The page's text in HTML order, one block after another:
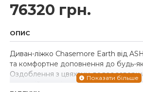
76320 грн.
ОПИС
Диван-ліжко Chasemore Earth від
та комфортне доповнення до будь-
Оздоблення з цвяхами додає
традиційним підлокітникам, які ви